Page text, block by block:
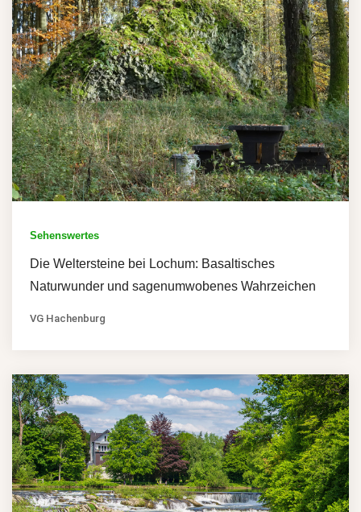
Sehenswertes
Die Weltersteine bei Lochum: Basaltisches
Naturwunder und sagenumwobenes Wahrzeichen
VG Hachenburg